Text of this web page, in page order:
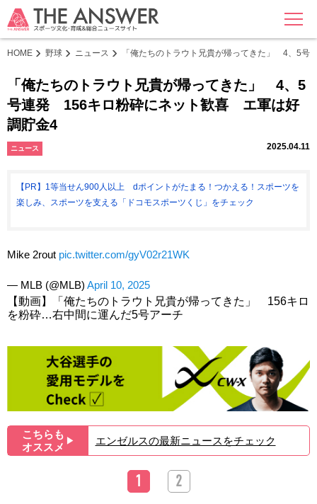
MENU
HOME 野球 ニュース 「俺たちのトラウト兄貴が帰ってきた」 4、5
「俺たちのトラウト兄貴が帰ってきた」 4、5
号連発 156キロ粉砕にネット歓喜 エ軍は好
調貯金4
ニュース 2025.04.11
【PR】1等当せん900人以上 dポイントがたまる！つかえる！スポーツを
楽しみ、スポーツを支える「ドコモスポーツくじ」をチェック
Mike 2rout pic.twitter.com/gyV02r21WK
— MLB (@MLB) April 10, 2025
【動画】「俺たちのトラウト兄貴が帰ってきた」 156キロ
を粉砕…右中間に運んだ5号アーチ
こちらも
オススメ ▶︎ エンゼルスの最新ニュースをチェック
1 2